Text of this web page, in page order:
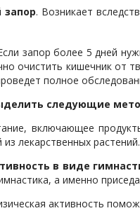
запор. Возникает
запор более 5 дней
очистить кишечник от
полное
следующие
включающее
лекарственных растений.
в виде
а именно
активность